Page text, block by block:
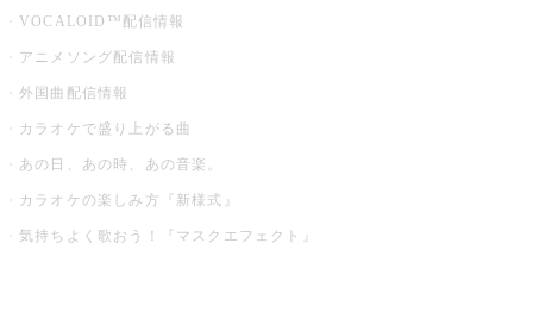
VOCALOID™配信情報
アニメソング配信情報
外国曲配信情報
カラオケで盛り上がる曲
あの日、あの時、あの音楽。
カラオケの楽しみ方『新様式』
気持ちよく歌おう！『マスクエフェクト』